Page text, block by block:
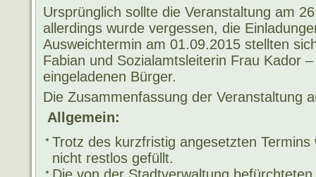
Ursprünglich sollte die Veranstaltung am
allerdings wurde vergessen, die
Ausweichtermin am 01.09.2015 stellten
Fabian und Sozialamtsleiterin Frau Kador
eingeladenen Bürger.
Die Zusammenfassung der Veranstaltung
Allgemein:
Trotz des kurzfristig angesetzten
nicht restlos gefüllt.